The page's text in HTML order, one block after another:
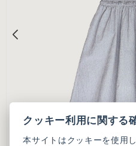
クッキー利用に関する
本サイトはクッキーを使用